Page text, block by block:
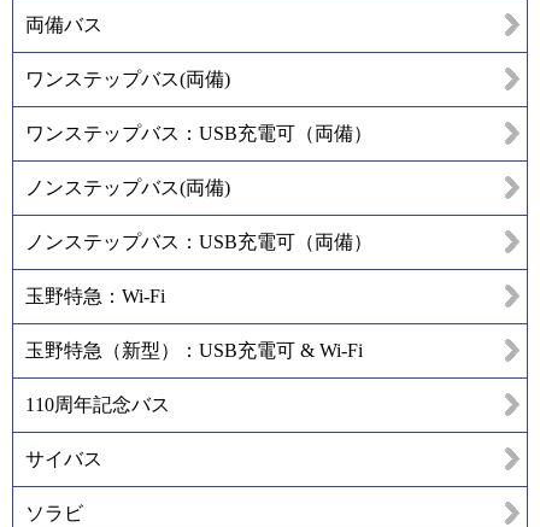
両備バス
ワンステップバス(両備)
ワンステップバス：USB充電可（両備）
ノンステップバス(両備)
ノンステップバス：USB充電可（両備）
玉野特急：Wi-Fi
玉野特急（新型）：USB充電可 & Wi-Fi
110周年記念バス
サイバス
ソラビ